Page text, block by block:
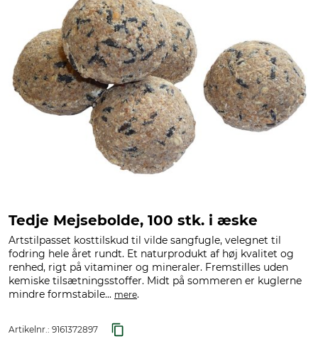
Tedje Mejsebolde, 100 stk. i æske
Artstilpasset kosttilskud til vilde sangfugle, velegnet til
fodring hele året rundt. Et naturprodukt af høj kvalitet og
renhed, rigt på vitaminer og mineraler. Fremstilles uden
kemiske tilsætningsstoffer. Midt på sommeren er kuglerne
mindre formstabile... mere.
Artikelnr.: 9161372897